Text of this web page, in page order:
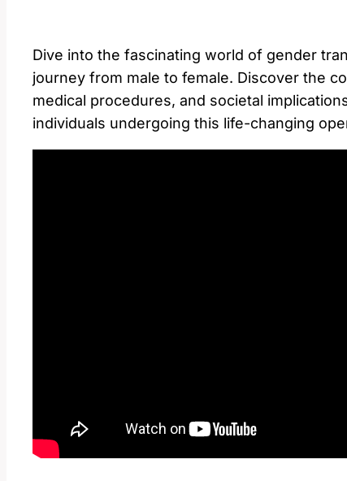
Dive into the fascinating world of gender
journey from male to female. Discover the
medical procedures, and societal
individuals undergoing this life-changing